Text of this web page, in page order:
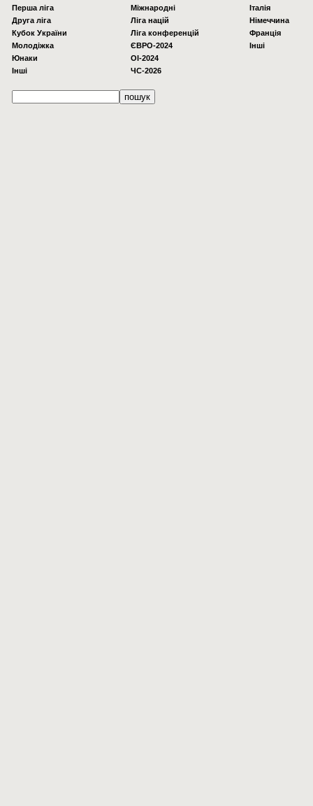
Перша ліга
Друга ліга
Кубок України
Молодіжка
Юнаки
Інші
Міжнародні
Ліга націй
Ліга конференцій
ЄВРО-2024
OI-2024
ЧС-2026
Італія
Німеччина
Франція
Інші